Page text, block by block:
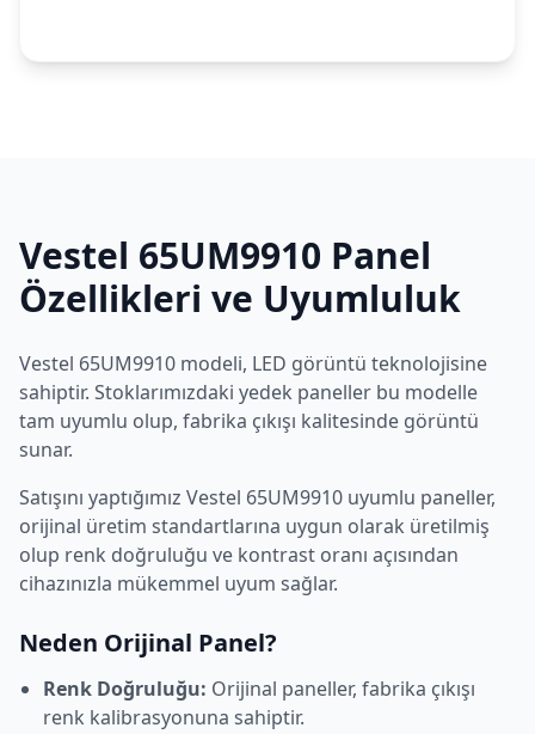
Vestel 65UM9910 Panel
Özellikleri ve Uyumluluk
Vestel 65UM9910 modeli, LED görüntü teknolojisine
sahiptir. Stoklarımızdaki yedek paneller bu modelle
tam uyumlu olup, fabrika çıkışı kalitesinde görüntü
sunar.
Satışını yaptığımız Vestel 65UM9910 uyumlu paneller,
orijinal üretim standartlarına uygun olarak üretilmiş
olup renk doğruluğu ve kontrast oranı açısından
cihazınızla mükemmel uyum sağlar.
Neden Orijinal Panel?
Renk Doğruluğu: Orijinal paneller, fabrika çıkışı
renk kalibrasyonuna sahiptir.